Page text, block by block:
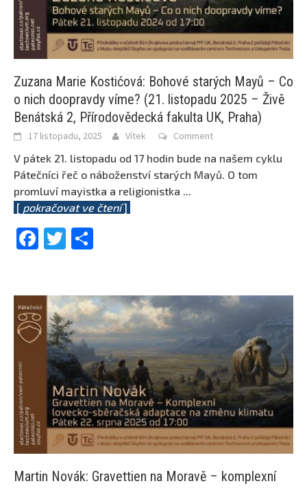
Zuzana Marie Kostićová: Bohové starých Mayů – Co
o nich doopravdy víme? (21. listopadu 2025 – Živě
Benátská 2, Přírodovědecká fakulta UK, Praha)
17 listopadu, 2025 Vítek Comment
V pátek 21. listopadu od 17 hodin bude na našem cyklu
Pátečníci řeč o náboženství starých Mayů. O tom
promluví mayistka a religionistka ...
[ pokračovat ve čtení]
Facebook
Twitter
Martin Novák: Gravettien na Moravě – komplexní